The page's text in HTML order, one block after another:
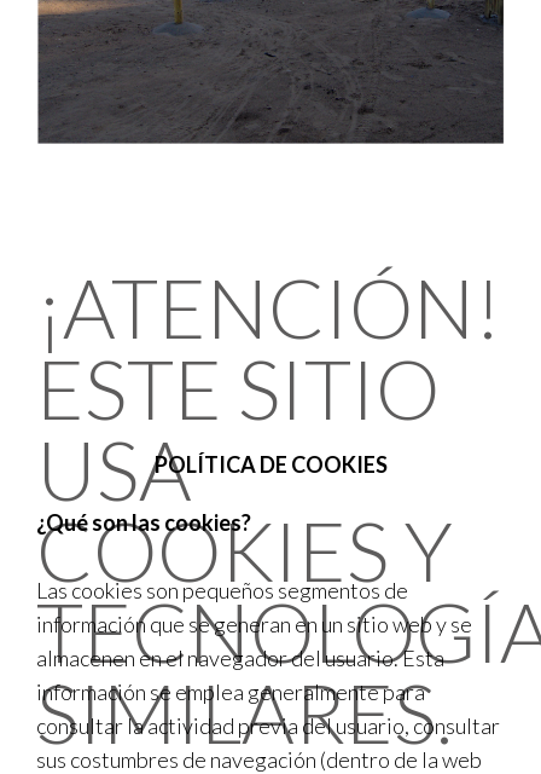
¡ATENCIÓN!
ESTE SITIO
USA
COOKIES Y
SIMILARES.
POLÍTICA DE COOKIES
¿Qué son las cookies?
Las cookies son pequeños segmentos de
información que se generan en un sitio web y se
almacenen en el navegador del usuario. Esta
información se emplea generalmente para
consultar la actividad previa del usuario, consultar
sus costumbres de navegación (dentro de la web